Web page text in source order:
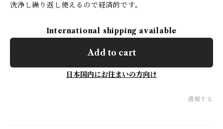
洗浄し繰り返し使えるので経済的です。
International shipping available
Add to cart
日本国内にお住まいの方向け
通報する